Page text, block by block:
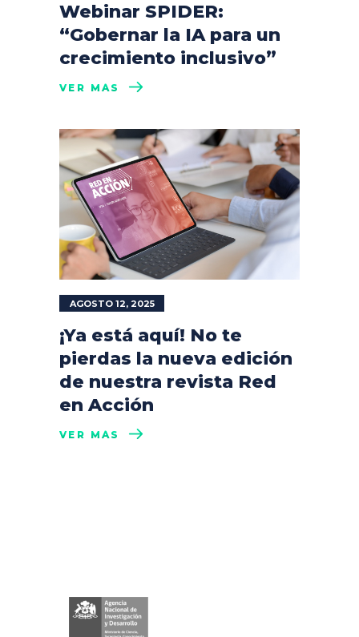
Webinar SPIDER:
“Gobernar la IA para un
crecimiento inclusivo”
VER MÁS
AGOSTO 12, 2025
¡Ya está aquí! No te
pierdas la nueva edición
de nuestra revista Red
en Acción
VER MÁS